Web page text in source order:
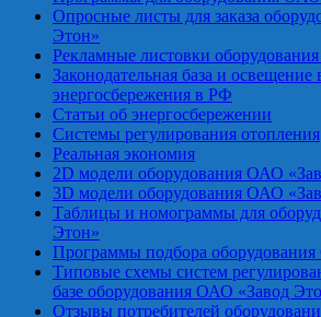
Опросные листы для заказа
Этон»
Рекламные листовки
Законодательная база и освещение
энергосбережения в РФ
Статьи об энергосбережении
Системы регулирования отопления
Реальная экономия
2D модели оборудования ОАО
3D модели оборудования ОАО
Таблицы и номограммы для
Этон»
Программы подбора
Типовые схемы систем
базе оборудования ОАО «Завод
Отзывы потребителей